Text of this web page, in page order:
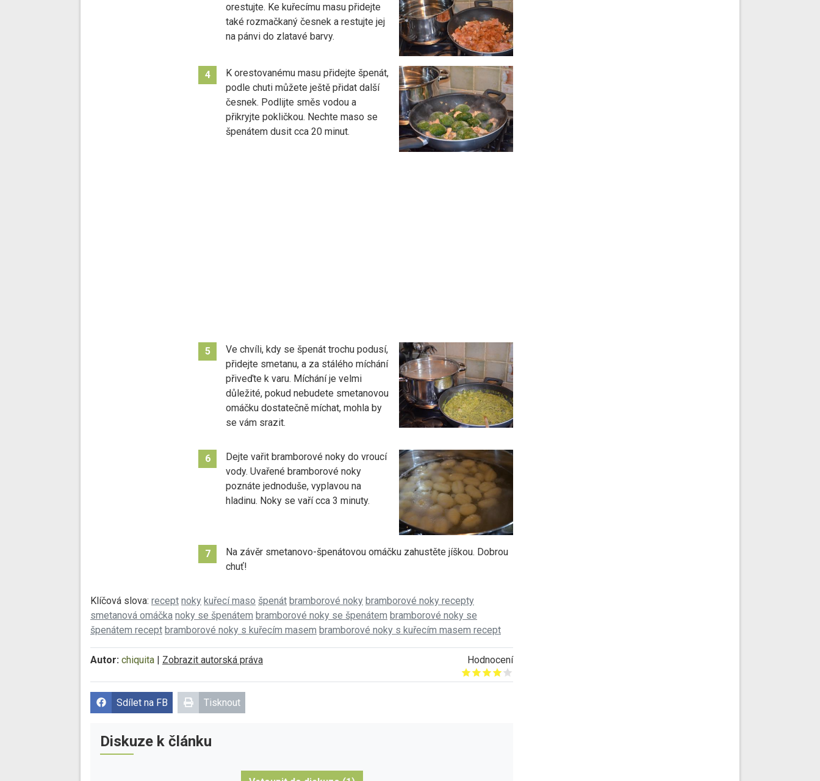
orestujte. Ke kuřecímu masu přidejte
také rozmačkaný česnek a restujte jej
na pánvi do zlatavé barvy.
4
K orestovanému masu přidejte špenát,
podle chuti můžete ještě přidat další
česnek. Podlijte směs vodou a
přikryjte pokličkou. Nechte maso se
špenátem dusit cca 20 minut.
5
Ve chvíli, kdy se špenát trochu podusí,
přidejte smetanu, a za stálého míchání
přiveďte k varu. Míchání je velmi
důležité, pokud nebudete smetanovou
omáčku dostatečně míchat, mohla by
se vám srazit.
6
Dejte vařit bramborové noky do vroucí
vody. Uvařené bramborové noky
poznáte jednoduše, vyplavou na
hladinu. Noky se vaří cca 3 minuty.
7
Na závěr smetanovo-špenátovou omáčku zahustěte jíškou. Dobrou
chuť!
Klíčová slova: recept noky kuřecí maso špenát bramborové noky bramborové noky recepty
smetanová omáčka noky se špenátem bramborové noky se špenátem bramborové noky se
špenátem recept bramborové noky s kuřecím masem bramborové noky s kuřecím masem recept
Autor: chiquita | Zobrazit autorská práva
Hodnocení
Give it 1/5
Give it 2/5
Give it 3/5
Give it 4/5
Give it 5/5
Sdílet na FB Tisknout
Diskuze k článku